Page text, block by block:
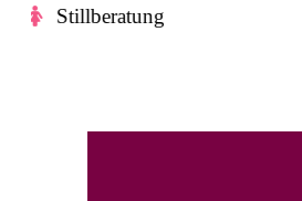
Stillberatung